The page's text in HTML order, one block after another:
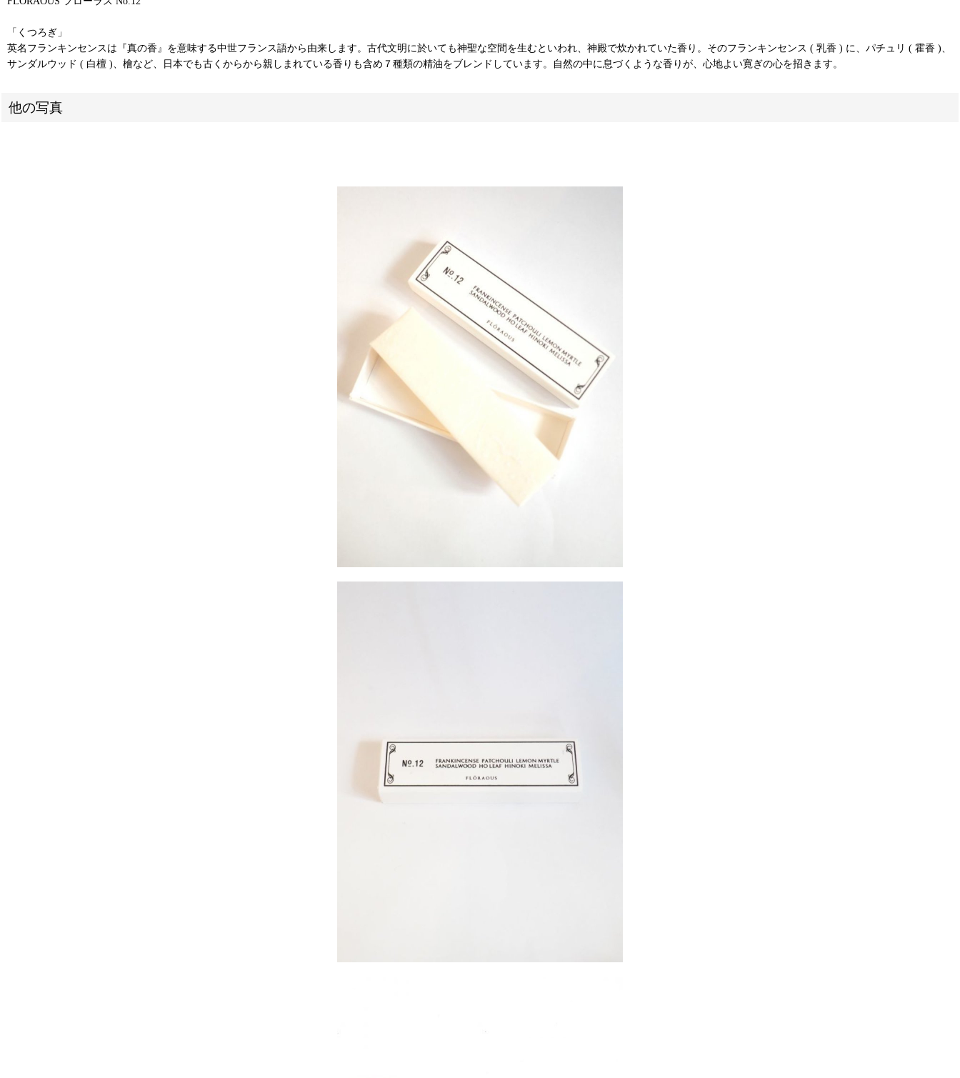
「くつろぎ」
英名フランキンセンスは『真の香』を意味する中世フランス語から由来します。古代文明に於いても神聖な空間を生むといわれ、神殿で炊かれていた香り。そのフランキンセンス ( 乳香 ) に、パチュリ ( 霍香 )、
サンダルウッド ( 白檀 )、檜など、日本でも古くからから親しまれている香りも含め７種類の精油をブレンドしています。自然の中に息づくような香りが、心地よい寛ぎの心を招きます。
他の写真